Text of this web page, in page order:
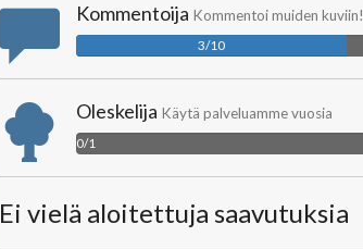
Kommentoija Kommentoi muiden kuviin!
3/10
Oleskelija Käytä palveluamme vuosia
0/1
Ei vielä aloitettuja saavutuksia